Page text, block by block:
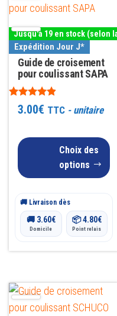
Jusqu'à 19 en stock (selon
Expédition Jour J*
Guide de croisement
pour coulissant SAPA
Note
4.77
3.00€ TTC - unitaire
Choix des
options
produit
a
plusieurs
variations.
Les
options
peuvent
choisies
produit
🚚 Livraison dès
🚚 3.60€
Domicile
📦4.80€
Point relais
Ce
produit